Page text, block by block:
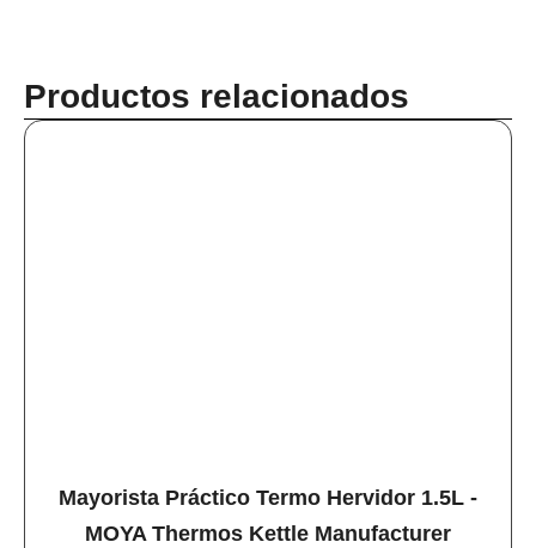
Productos relacionados
Mayorista Práctico Termo Hervidor 1.5L -
MOYA Thermos Kettle Manufacturer